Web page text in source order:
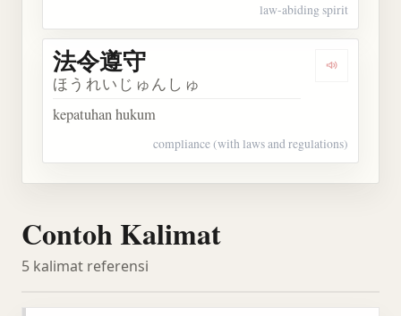
law-abiding spirit
Dengarkan
法令遵守
ほうれいじゅんしゅ
kepatuhan hukum
compliance (with laws and regulations)
Contoh Kalimat
5 kalimat referensi